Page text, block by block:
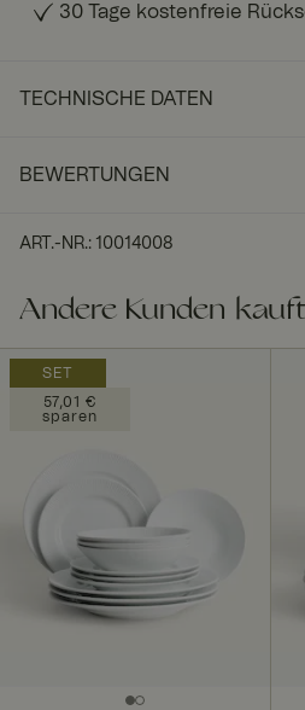
30 Tage kostenfreie
TECHNISCHE DATEN
BEWERTUNGEN
ART.-NR.: 10014008
Andere Kunden
SET
57,01 €
sparen